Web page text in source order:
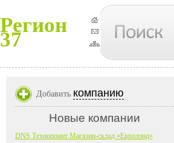
Регион
37
Добавить компанию
Новые компании
DNS Технопоинт Магазин-склад «Евролэнд»